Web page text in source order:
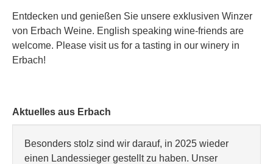
Entdecken und genießen Sie unsere exklusiven Winzer
von Erbach Weine. English speaking wine-friends are
welcome. Please visit us for a tasting in our winery in
Erbach!
Aktuelles aus Erbach
Besonders stolz sind wir darauf, in 2025 wieder
einen Landessieger gestellt zu haben. Unser